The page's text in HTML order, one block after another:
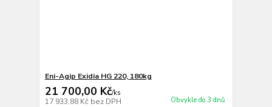
Eni-Agip Exidia HG 220, 180kg
21 700,00 Kč/ks
17 933,88 Kč bez DPH Obvykle do 3 dnů